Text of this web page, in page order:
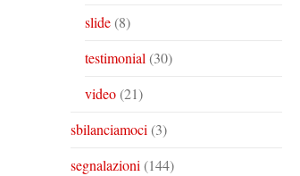
slide(8)
testimonial (30)
video(21)
sbilanciamoci (3)
segnalazioni (144)